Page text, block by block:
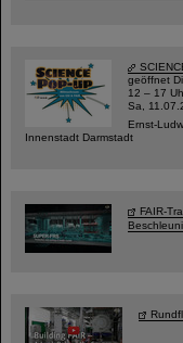
geöffnet Di
12 – 17
Sa,
Ernst-
Innenstadt Darmstadt
FAIR-